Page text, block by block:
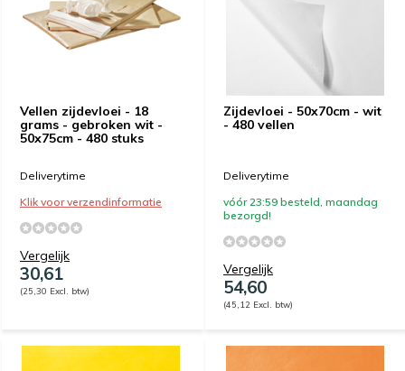
Vellen zijdevloei - 18
grams - gebroken wit -
50x75cm - 480 stuks
Deliverytime
Klik voor verzendinformatie
Vergelijk
30,61
(25,30 Excl. btw)
Zijdevloei - 50x70cm - wit
- 480 vellen
Deliverytime
vóór 23:59 besteld, maandag
bezorgd!
Vergelijk
54,60
(45,12 Excl. btw)